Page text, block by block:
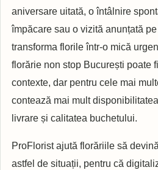
aniversare uitată, o întâlnire
împăcare sau o vizită anunțată
transforma florile într-o mică
florărie non stop București poate
contexte, dar pentru cele mai
contează mai mult
livrare și calitatea buchetului.
ProFlorist ajută florăriile să
astfel de situații, pentru că